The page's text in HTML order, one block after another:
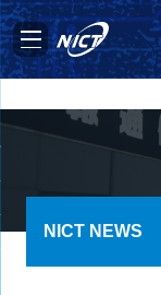
NICT NEWS